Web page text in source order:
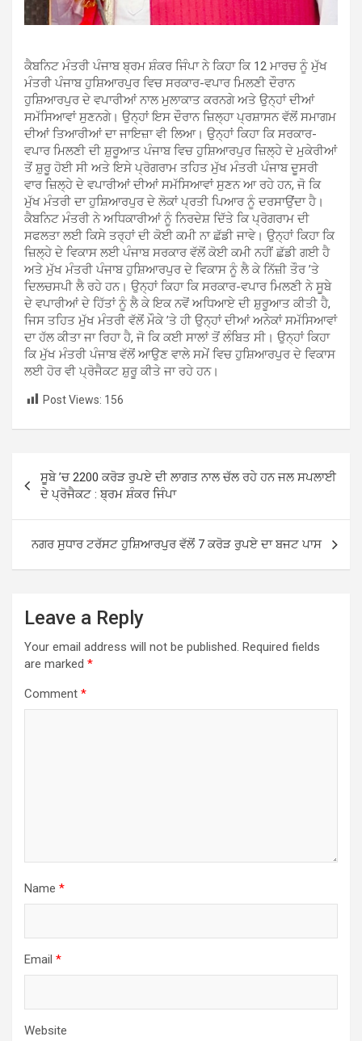
ਕੈਬਨਿਟ ਮੰਤਰੀ ਪੰਜਾਬ ਬ੍ਰਮ ਸ਼ੰਕਰ ਜਿੰਪਾ ਨੇ ਕਿਹਾ ਕਿ 12 ਮਾਰਚ ਨੂੰ ਮੁੱਖ
ਮੰਤਰੀ ਪੰਜਾਬ ਹੁਸ਼ਿਆਰਪੁਰ ਵਿਚ ਸਰਕਾਰ-ਵਪਾਰ ਮਿਲਣੀ ਦੌਰਾਨ
ਹੁਸ਼ਿਆਰਪੁਰ ਦੇ ਵਪਾਰੀਆਂ ਨਾਲ ਮੁਲਾਕਾਤ ਕਰਨਗੇ ਅਤੇ ਉਨ੍ਹਾਂ ਦੀਆਂ
ਸਮੱਸਿਆਵਾਂ ਸੁਣਨਗੇ। ਉਨ੍ਹਾਂ ਇਸ ਦੌਰਾਨ ਜ਼ਿਲ੍ਹਾ ਪ੍ਰਸ਼ਾਸਨ ਵੱਲੋਂ ਸਮਾਗਮ
ਦੀਆਂ ਤਿਆਰੀਆਂ ਦਾ ਜਾਇਜ਼ਾ ਵੀ ਲਿਆ। ਉਨ੍ਹਾਂ ਕਿਹਾ ਕਿ ਸਰਕਾਰ-
ਵਪਾਰ ਮਿਲਣੀ ਦੀ ਸ਼ੁਰੂਆਤ ਪੰਜਾਬ ਵਿਚ ਹੁਸ਼ਿਆਰਪੁਰ ਜ਼ਿਲ੍ਹੇ ਦੇ ਮੁਕੇਰੀਆਂ
ਤੋਂ ਸ਼ੁਰੂ ਹੋਈ ਸੀ ਅਤੇ ਇਸੇ ਪ੍ਰੋਗਰਾਮ ਤਹਿਤ ਮੁੱਖ ਮੰਤਰੀ ਪੰਜਾਬ ਦੂਸਰੀ
ਵਾਰ ਜ਼ਿਲ੍ਹੇ ਦੇ ਵਪਾਰੀਆਂ ਦੀਆਂ ਸਮੱਸਿਆਵਾਂ ਸੁਣਨ ਆ ਰਹੇ ਹਨ, ਜੋ ਕਿ
ਮੁੱਖ ਮੰਤਰੀ ਦਾ ਹੁਸ਼ਿਆਰਪੁਰ ਦੇ ਲੋਕਾਂ ਪ੍ਰਤੀ ਪਿਆਰ ਨੂੰ ਦਰਸਾਉਂਦਾ ਹੈ।
ਕੈਬਨਿਟ ਮੰਤਰੀ ਨੇ ਅਧਿਕਾਰੀਆਂ ਨੂੰ ਨਿਰਦੇਸ਼ ਦਿੱਤੇ ਕਿ ਪ੍ਰੋਗਰਾਮ ਦੀ
ਸਫਲਤਾ ਲਈ ਕਿਸੇ ਤਰ੍ਹਾਂ ਦੀ ਕੋਈ ਕਮੀ ਨਾ ਛੱਡੀ ਜਾਵੇ। ਉਨ੍ਹਾਂ ਕਿਹਾ ਕਿ
ਜ਼ਿਲ੍ਹੇ ਦੇ ਵਿਕਾਸ ਲਈ ਪੰਜਾਬ ਸਰਕਾਰ ਵੱਲੋਂ ਕੋਈ ਕਮੀ ਨਹੀਂ ਛੱਡੀ ਗਈ ਹੈ
ਅਤੇ ਮੁੱਖ ਮੰਤਰੀ ਪੰਜਾਬ ਹੁਸ਼ਿਆਰਪੁਰ ਦੇ ਵਿਕਾਸ ਨੂੰ ਲੈ ਕੇ ਨਿੱਜ਼ੀ ਤੌਰ ’ਤੇ
ਦਿਲਚਸਪੀ ਲੈ ਰਹੇ ਹਨ। ਉਨ੍ਹਾਂ ਕਿਹਾ ਕਿ ਸਰਕਾਰ-ਵਪਾਰ ਮਿਲਣੀ ਨੇ ਸੂਬੇ
ਦੇ ਵਪਾਰੀਆਂ ਦੇ ਹਿੱਤਾਂ ਨੂੰ ਲੈ ਕੇ ਇਕ ਨਵੋਂ ਅਧਿਆਏ ਦੀ ਸ਼ੁਰੂਆਤ ਕੀਤੀ ਹੈ,
ਜਿਸ ਤਹਿਤ ਮੁੱਖ ਮੰਤਰੀ ਵੱਲੋਂ ਮੌਕੇ ’ਤੇ ਹੀ ਉਨ੍ਹਾਂ ਦੀਆਂ ਅਨੇਕਾਂ ਸਮੱਸਿਆਵਾਂ
ਦਾ ਹੱਲ ਕੀਤਾ ਜਾ ਰਿਹਾ ਹੈ, ਜੋ ਕਿ ਕਈ ਸਾਲਾਂ ਤੋਂ ਲੰਬਿਤ ਸੀ। ਉਨ੍ਹਾਂ ਕਿਹਾ
ਕਿ ਮੁੱਖ ਮੰਤਰੀ ਪੰਜਾਬ ਵੱਲੋਂ ਆਉਣ ਵਾਲੇ ਸਮੇਂ ਵਿਚ ਹੁਸ਼ਿਆਰਪੁਰ ਦੇ ਵਿਕਾਸ
ਲਈ ਹੋਰ ਵੀ ਪ੍ਰੋਜੈਕਟ ਸ਼ੁਰੂ ਕੀਤੇ ਜਾ ਰਹੇ ਹਨ।
Post Views: 156
Post
navigation
ਸੂਬੇ ’ਚ 2200 ਕਰੋੜ ਰੁਪਏ ਦੀ ਲਾਗਤ ਨਾਲ ਚੱਲ ਰਹੇ ਹਨ ਜਲ ਸਪਲਾਈ
ਦੇ ਪ੍ਰੋਜੈਕਟ : ਬ੍ਰਮ ਸ਼ੰਕਰ ਜਿੰਪਾ
ਨਗਰ ਸੁਧਾਰ ਟਰੱਸਟ ਹੁਸ਼ਿਆਰਪੁਰ ਵੱਲੋਂ 7 ਕਰੋੜ ਰੁਪਏ ਦਾ ਬਜਟ ਪਾਸ
Leave a Reply
Your email address will not be published. Required fields
are marked *
Comment *
Name *
Email *
Website